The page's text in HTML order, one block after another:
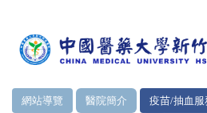
網站導覽 醫院簡介 疫苗/抽血服